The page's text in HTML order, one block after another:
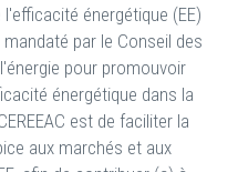
énergétique (EE)
mandaté par le Conseil des
pour promouvoir
énergétique dans la
est de faciliter la
aux marchés et aux